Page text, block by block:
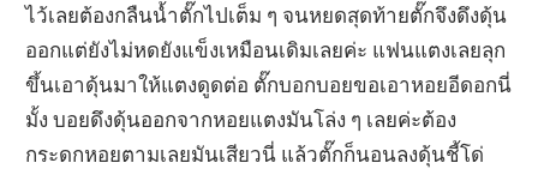
ไว้เลยต้องกลืนน้ำตั๊กไปเต็ม ๆ จนหยดสุดท้ายตั๊กจึงดึงดุ้น
ออกแต่ยังไม่หดยังแข็งเหมือนเดิมเลยค่ะ แฟนแตงเลยลุก
ขึ้นเอาดุ้นมาให้แตงดูดต่อ ตั๊กบอกบอยขอเอาหอยอีดอกนี่
มั้ง บอยดึงดุ้นออกจากหอยแตงมันโล่ง ๆ เลยค่ะต้อง
กระดกหอยตามเลยมันเสียวนี่ แล้วตั๊กก็นอนลงดุ้นชี้โด่